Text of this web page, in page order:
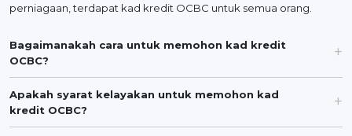
perniagaan, terdapat kad kredit OCBC untuk semua orang.
Bagaimanakah cara untuk memohon kad kredit
OCBC?
Apakah syarat kelayakan untuk memohon kad
kredit OCBC?